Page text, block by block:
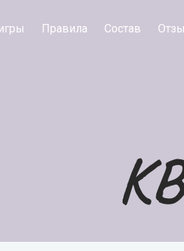
Правила Состав